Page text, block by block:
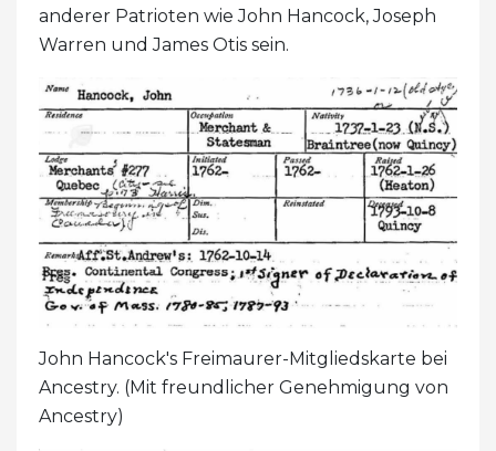
anderer Patrioten wie John Hancock, Joseph
Warren und James Otis sein.
John Hancock's Freimaurer-Mitgliedskarte bei
Ancestry. (Mit freundlicher Genehmigung von
Ancestry)